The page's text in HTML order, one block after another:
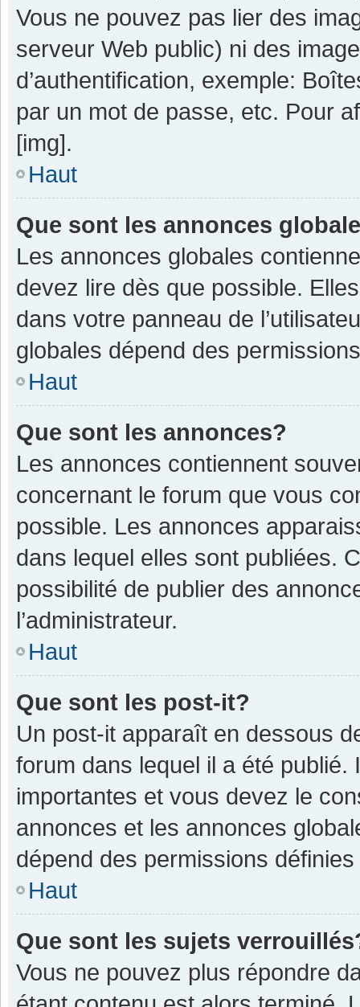
Vous ne pouvez pas lier des
serveur Web public) ni des
d’authentification, exemple:
par un mot de passe, etc. Pour
[img].
Haut
Que sont les annonces
Les annonces globales
devez lire dès que possible.
dans votre panneau de
globales dépend des
Haut
Que sont les annonces?
Les annonces contiennent
concernant le forum que vous
possible. Les annonces
dans lequel elles sont publiées.
possibilité de publier des
l’administrateur.
Haut
Que sont les post-it?
Un post-it apparaît en dessous
forum dans lequel il a été
importantes et vous devez le
annonces et les annonces
dépend des permissions définies
Haut
Que sont les sujets
Vous ne pouvez plus répondre